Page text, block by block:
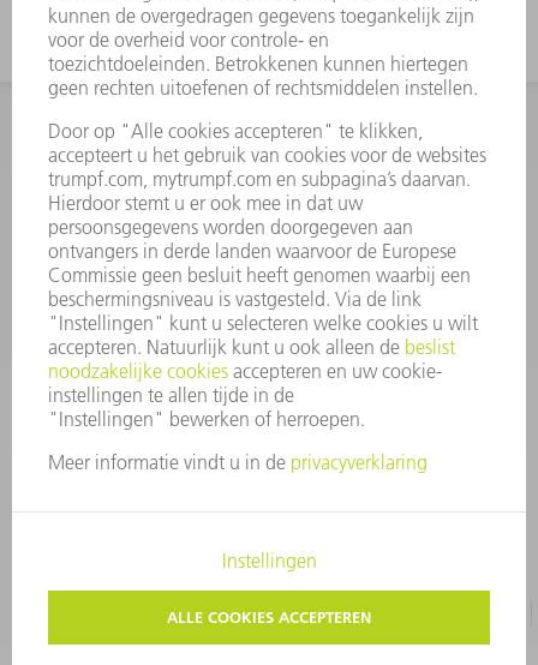
INFORMATIE
Veel gestelde vragen
Algemene voorwaarden
CONTACT
+31 88 4002 400
Ma. - vr. 8.00 - 17.00 uur
onderdelen.tnl@de.trumpf.com
GEGEVENSBESCHERMING
COPYRIGHT EN LOGO
GEBRUIKSVOORWAARDEN